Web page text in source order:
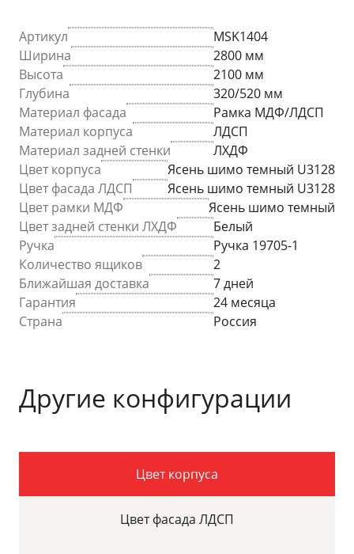
Артикул
MSK1404
Ширина
2800 мм
Высота
2100 мм
Глубина
320/520 мм
Материал фасада
Рамка МДФ/ЛДСП
Материал корпуса
ЛДСП
Материал задней стенки
ЛХДФ
Цвет корпуса
Ясень шимо темный U3128
Цвет фасада ЛДСП
Ясень шимо темный U3128
Цвет рамки МДФ
Ясень шимо темный
Цвет задней стенки ЛХДФ
Белый
Ручка
Ручка 19705-1
Количество ящиков
2
Ближайшая доставка
7 дней
Гарантия
24 месяца
Страна
Россия
Другие конфигурации
Цвет корпуса
Цвет фасада ЛДСП